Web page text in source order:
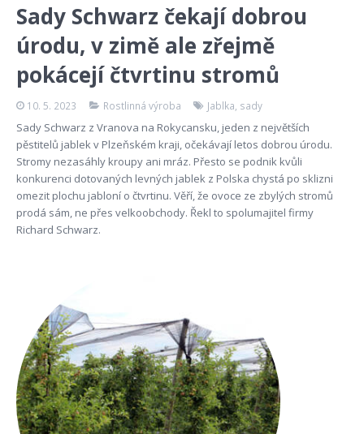
Sady Schwarz čekají dobrou
úrodu, v zimě ale zřejmě
pokácejí čtvrtinu stromů
10. 5. 2023 Rostlinná výroba Jablka sady
Sady Schwarz z Vranova na Rokycansku, jeden z největších
pěstitelů jablek v Plzeňském kraji, očekávají letos dobrou úrodu.
Stromy nezasáhly kroupy ani mráz. Přesto se podnik kvůli
konkurenci dotovaných levných jablek z Polska chystá po sklizni
omezit plochu jabloní o čtvrtinu. Věří, že ovoce ze zbylých stromů
prodá sám, ne přes velkoobchody. Řekl to spolumajitel firmy
Richard Schwarz.